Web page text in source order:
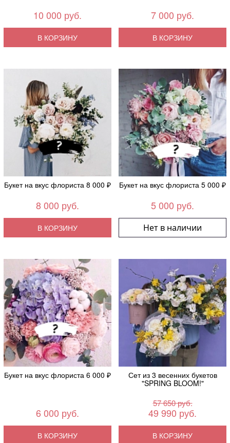
10 000 руб.
В КОРЗИНУ
7 000 руб.
В КОРЗИНУ
Букет на вкус флориста 8 000 ₽
8 000 руб.
В КОРЗИНУ
Букет на вкус флориста 5 000 ₽
5 000 руб.
Нет в наличии
Букет на вкус флориста 6 000 ₽
6 000 руб.
В КОРЗИНУ
Сет из 3 весенних букетов
"SPRING BLOOM!"
57 650 руб.
49 990 руб.
В КОРЗИНУ